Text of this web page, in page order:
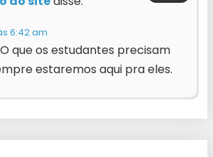
6:42 am
O que os estudantes precisam
estaremos aqui pra eles.